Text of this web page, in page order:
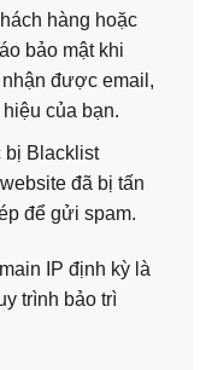
hàng hoặc
bảo mật khi
được email,
của bạn.
bị Blacklist
đã bị tấn
để gửi spam.
IP định kỳ là
trình bảo trì